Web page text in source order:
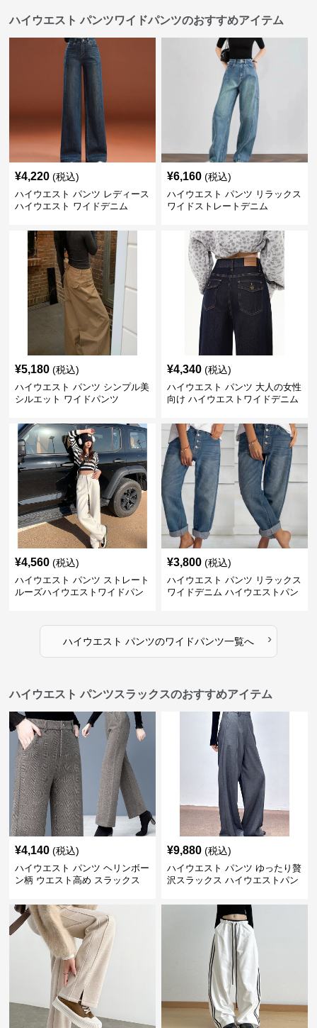
ハイウエスト パンツワイドパンツのおすすめアイテム
¥4,220 (税込)
ハイウエスト パンツ レディース
ハイウエスト ワイドデニム
¥6,160 (税込)
ハイウエスト パンツ リラックス
ワイドストレートデニム
¥5,180 (税込)
ハイウエスト パンツ シンプル美
シルエット ワイドパンツ
¥4,340 (税込)
ハイウエスト パンツ 大人の女性
向け ハイウエストワイドデニム
¥4,560 (税込)
ハイウエスト パンツ ストレート
ルーズハイウエストワイドパン
¥3,800 (税込)
ハイウエスト パンツ リラックス
ワイドデニム ハイウエストパン
ハイウエスト パンツのワイドパンツ一覧へ ›
ハイウエスト パンツスラックスのおすすめアイテム
¥4,140 (税込)
ハイウエスト パンツ ヘリンボー
ン柄 ウエスト高め スラックス
¥9,880 (税込)
ハイウエスト パンツ ゆったり贅
沢スラックス ハイウエストパン